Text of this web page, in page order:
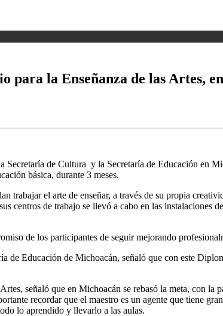
la Enseñanza de las Artes,
Secretaría de Cultura y la Secretaría de Educación en
básica, durante 3 meses.
trabajar el arte de enseñar, a través de su propia
centros de trabajo se llevó a cabo en las
de los participantes de seguir mejorando
Educación de Michoacán, señaló que con este
señaló que en Michoacán se rebasó la meta, con
recordar que el maestro es un agente que tiene
lo aprendido y llevarlo a las aulas.